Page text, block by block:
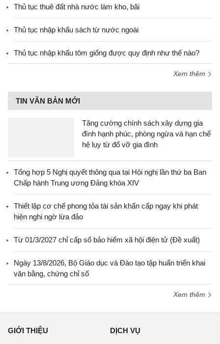
Thủ tục thuê đất nhà nước làm kho, bãi
Thủ tục nhập khẩu sách từ nước ngoài
Thủ tục nhập khẩu tôm giống được quy định như thế nào?
Xem thêm
TIN VĂN BẢN MỚI
Tăng cường chính sách xây dựng gia
đình hạnh phúc, phòng ngừa và hạn chế
hệ lụy từ đổ vỡ gia đình
Tổng hợp 5 Nghị quyết thông qua tại Hội nghị lần thứ ba Ban
Chấp hành Trung ương Đảng khóa XIV
Thiết lập cơ chế phong tỏa tài sản khẩn cấp ngay khi phát
hiện nghi ngờ lừa đảo
Từ 01/3/2027 chỉ cấp sổ bảo hiểm xã hội điện tử (Đề xuất)
Ngày 13/8/2026, Bộ Giáo dục và Đào tạo tập huấn triển khai
văn bằng, chứng chỉ số
Xem thêm
GIỚI THIỆU DỊCH VỤ